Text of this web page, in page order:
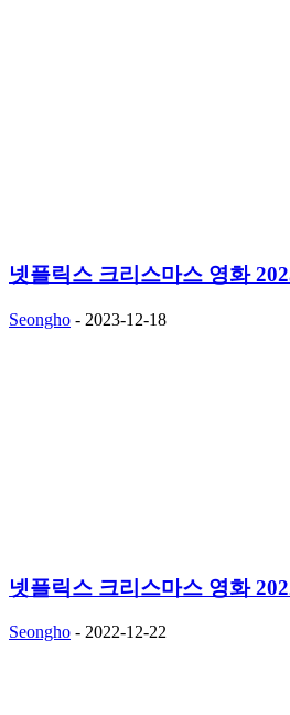
넷플릭스 크리스마스 영화
Seongho - 2023-12-18
넷플릭스 크리스마스 영화
Seongho - 2022-12-22